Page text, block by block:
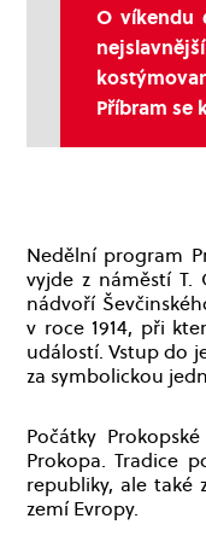
O víkendu
Příbram se
Nedělní program
vyjde z náměstí T.
nádvoří
v roce 1914, při
událostí. Vstup do
za symbolickou
Počátky
Prokopa. Tradice
republiky, ale také
zemí Evropy.